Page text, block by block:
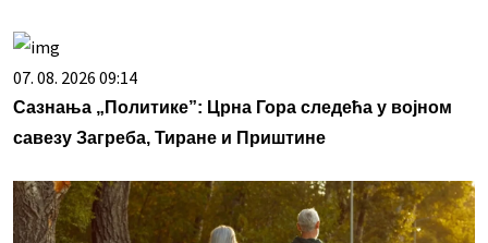
07. 08. 2026 09:14
Сазнања „Политике”: Црна Гора следећа у војном
савезу Загреба, Тиране и Приштине